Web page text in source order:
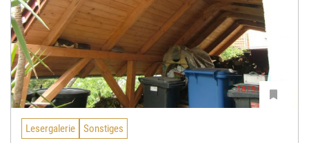
Lesergalerie Sonstiges